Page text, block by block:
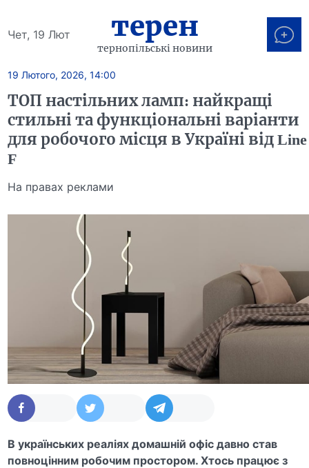
Чет, 19 Лют терен
тернопільські новини
19 Лютого, 2026, 14:00
ТОП настільних ламп: найкращі
стильні та функціональні варіанти
для робочого місця в Україні від Line
F
На правах реклами
В українських реаліях домашній офіс давно став
повноцінним робочим простором. Хтось працює з